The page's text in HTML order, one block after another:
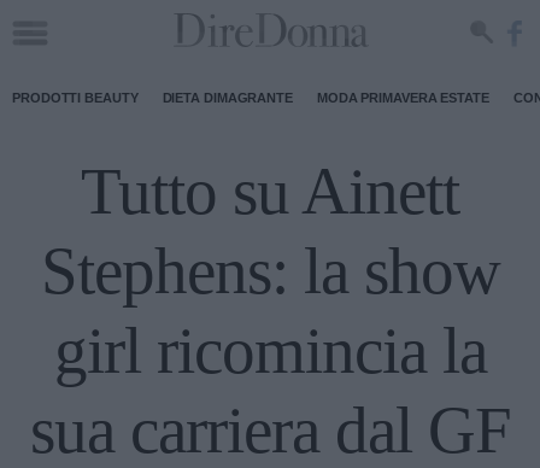
PRODOTTI BEAUTY DIETA DIMAGRANTE MODA PRIMAVERA ESTATE
Tutto su Ainett
Stephens: la show
girl ricomincia la
sua carriera dal GF